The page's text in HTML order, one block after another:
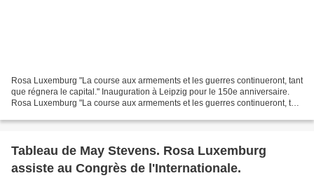
Rosa Luxemburg "La course aux armements et les guerres continueront, tant
que régnera le capital." Inauguration à Leipzig pour le 150e anniversaire.
Rosa Luxemburg "La course aux armements et les guerres continueront, tant
Tableau de May Stevens. Rosa Luxemburg
assiste au Congrès de l'Internationale.